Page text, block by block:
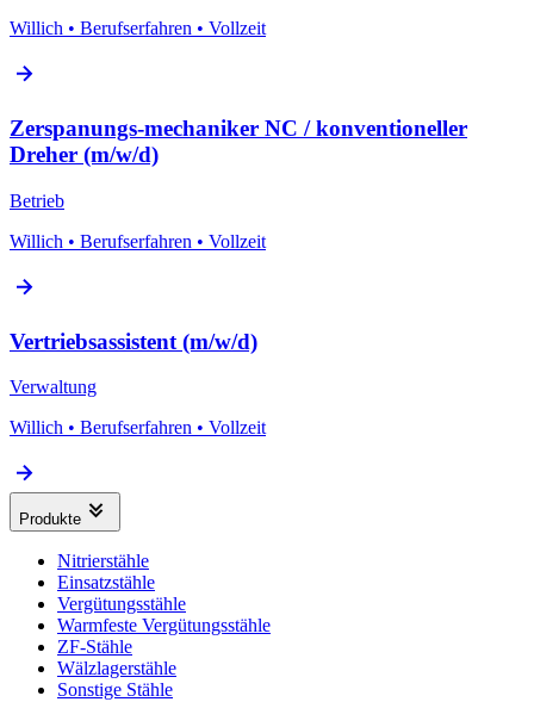
Willich • Berufserfahren • Vollzeit
Zerspanungs-mechaniker NC / konventioneller
Dreher (m/w/d)
Betrieb
Willich • Berufserfahren • Vollzeit
Vertriebs­assistent (m/w/d)
Verwaltung
Willich • Berufserfahren • Vollzeit
Produkte
Nitrierstähle
Einsatzstähle
Vergütungsstähle
Warmfeste Vergütungsstähle
ZF-Stähle
Wälzlagerstähle
Sonstige Stähle